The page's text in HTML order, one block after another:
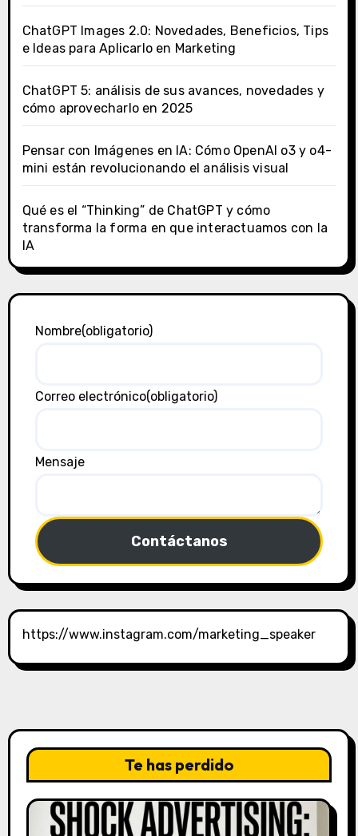
ChatGPT Images 2.0: Novedades, Beneficios, Tips
e Ideas para Aplicarlo en Marketing
ChatGPT 5: análisis de sus avances, novedades y
cómo aprovecharlo en 2025
Pensar con Imágenes en IA: Cómo OpenAI o3 y o4-
mini están revolucionando el análisis visual
Qué es el “Thinking” de ChatGPT y cómo
transforma la forma en que interactuamos con la
IA
Nombre(obligatorio)
Correo electrónico(obligatorio)
Mensaje
Contáctanos
https://www.instagram.com/marketing_speaker
Te has perdido